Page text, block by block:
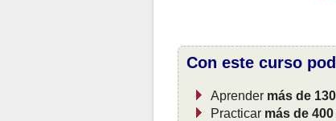
Con este curso
Aprender más de
Practicar más de